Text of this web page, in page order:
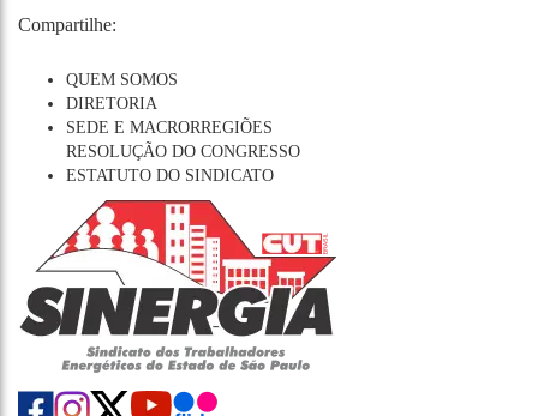
Compartilhe:
QUEM SOMOS
DIRETORIA
SEDE E MACRORREGIÕES
RESOLUÇÃO DO CONGRESSO
ESTATUTO DO SINDICATO